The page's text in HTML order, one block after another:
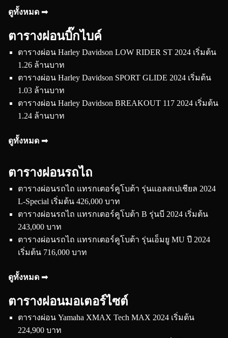
ดูทั้งหมด ➟
ตารางผ่อนบิ๊กไบค์
ตารางผ่อน Harley Davidson LOW RIDER ST 2024 เริ่มต้น
1.26 ล้านบาท
ตารางผ่อน Harley Davidson SPORT GLIDE 2024 เริ่มต้น
1.03 ล้านบาท
ตารางผ่อน Harley Davidson BREAKOUT 117 2024 เริ่มต้น
1.24 ล้านบาท
ดูทั้งหมด ➟
ตารางผ่อนรถไถ
ตารางผ่อนรถไถ แทรกเตอร์คูโบต้า รุ่นแอลสเปเชียล 2024
L-Special เริ่มต้น 426,000 บาท
ตารางผ่อนรถไถ แทรกเตอร์คูโบต้า B รุ่นบี 2024 เริ่มต้น
243,000 บาท
ตารางผ่อนรถไถ แทรกเตอร์คูโบต้า รุ่นเอ็มยู MU ปี 2024
เริ่มต้น 716,000 บาท
ดูทั้งหมด ➟
ตารางผ่อนมอเตอร์ไซต์
ตารางผ่อน Yamaha XMAX Tech MAX 2024 เริ่มต้น
224,900 บาท